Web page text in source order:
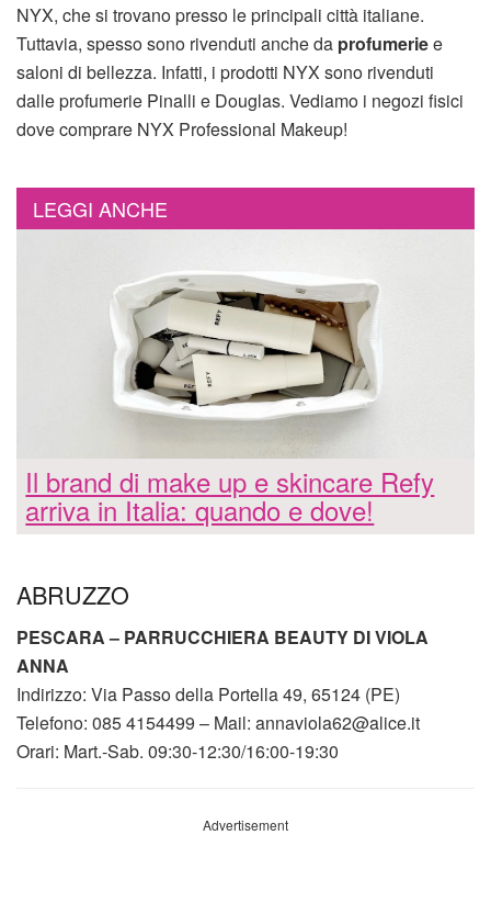
NYX, che si trovano presso le principali città italiane.
Tuttavia, spesso sono rivenduti anche da profumeriee
saloni di bellezza. Infatti, i prodotti NYX sono rivenduti
dalle profumerie Pinalli e Douglas. Vediamo i negozi fisici
dove comprare NYX Professional Makeup!
LEGGI ANCHE
Il brand di make up e skincare Refy
arriva in Italia: quando e dove!
ABRUZZO
PESCARA – PARRUCCHIERA BEAUTY DI VIOLA
ANNA
Indirizzo: Via Passo della Portella 49, 65124 (PE)
Telefono: 085 4154499 – Mail: annaviola62@alice.it
Orari: Mart.-Sab. 09:30-12:30/16:00-19:30
Advertisement